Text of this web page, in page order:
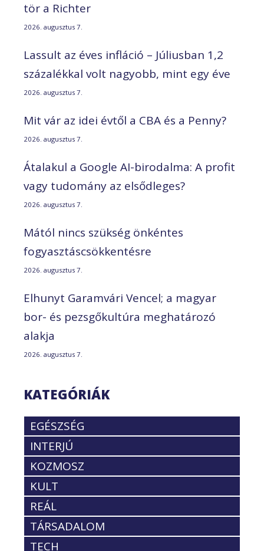
tör a Richter
2026. augusztus 7.
Lassult az éves infláció – Júliusban 1,2
százalékkal volt nagyobb, mint egy éve
2026. augusztus 7.
Mit vár az idei évtől a CBA és a Penny?
2026. augusztus 7.
Átalakul a Google AI-birodalma: A profit
vagy tudomány az elsődleges?
2026. augusztus 7.
Mától nincs szükség önkéntes
fogyasztáscsökkentésre
2026. augusztus 7.
Elhunyt Garamvári Vencel; a magyar
bor- és pezsgőkultúra meghatározó
alakja
2026. augusztus 7.
KATEGÓRIÁK
EGÉSZSÉG
INTERJÚ
KOZMOSZ
KULT
REÁL
TÁRSADALOM
TECH